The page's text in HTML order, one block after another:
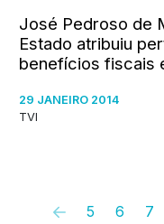
José Pedroso de
Estado atribuiu
benefícios fiscais
29 JANEIRO 2014
TVI
5 6 7